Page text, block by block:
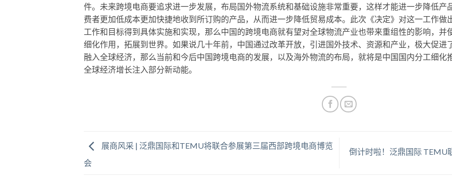
件。未来跨境电商要追求进一步发展，布局国外物流系统和基础设施非常重要，这样才能进一步降低
费者更加低成本更加快捷地收到所订购的产品，从而进一步降低贸易成本。此次《决定》对这一工作
工作和目标得到具体实施和实现，那么中国的跨境电商就有望对全球物流产业也带来重组性的影响，
细化作用，拓展到世界。如果说几十年前，中国通过改革开放，引进国外技术、资源和产业，极大促
融入全球经济，那么当前和今后中国跨境电商的发展，以及海外物流的布局，就将是中国国内分工细
全球经济增长注入部分新动能。
展商风采 | 泛鼎国际和TEMU将联合参展第三届西部跨境电商博览
会
倒计时啦！泛鼎国际 TEMU